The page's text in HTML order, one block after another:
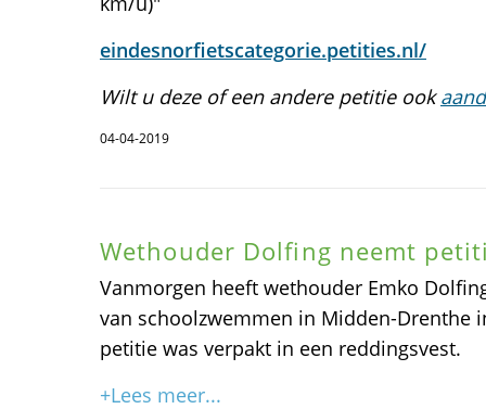
eindesnorfietscategorie.petities.nl/
Wilt u deze of een andere petitie ook
04-04-2019
Wethouder Dolfing neemt
Vanmorgen heeft wethouder Emko
van schoolzwemmen in Midden-Drenthe
petitie was verpakt in een reddingsvest.
+Lees meer...